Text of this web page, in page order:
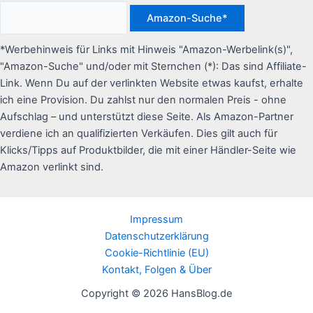
h
:
*Werbehinweis für Links mit Hinweis "Amazon-Werbelink(s)",
"Amazon-Suche" und/oder mit Sternchen (*): Das sind Affiliate-
Link. Wenn Du auf der verlinkten Website etwas kaufst, erhalte
ich eine Provision. Du zahlst nur den normalen Preis - ohne
Aufschlag – und unterstützt diese Seite. Als Amazon-Partner
verdiene ich an qualifizierten Verkäufen. Dies gilt auch für
Klicks/Tipps auf Produktbilder, die mit einer Händler-Seite wie
Amazon verlinkt sind.
Impressum
Datenschutzerklärung
Cookie-Richtlinie (EU)
Kontakt, Folgen & Über
Copyright © 2026 HansBlog.de